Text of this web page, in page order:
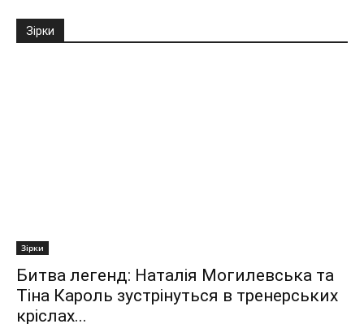
Зірки
Зірки
Битва легенд: Наталія Могилевська та
Тіна Кароль зустрінуться в тренерських
кріслах...